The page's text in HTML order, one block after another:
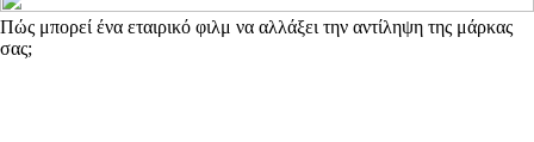
Πώς μπορεί ένα εταιρικό φιλμ να αλλάξει την αντίληψη της μάρκας
σας;